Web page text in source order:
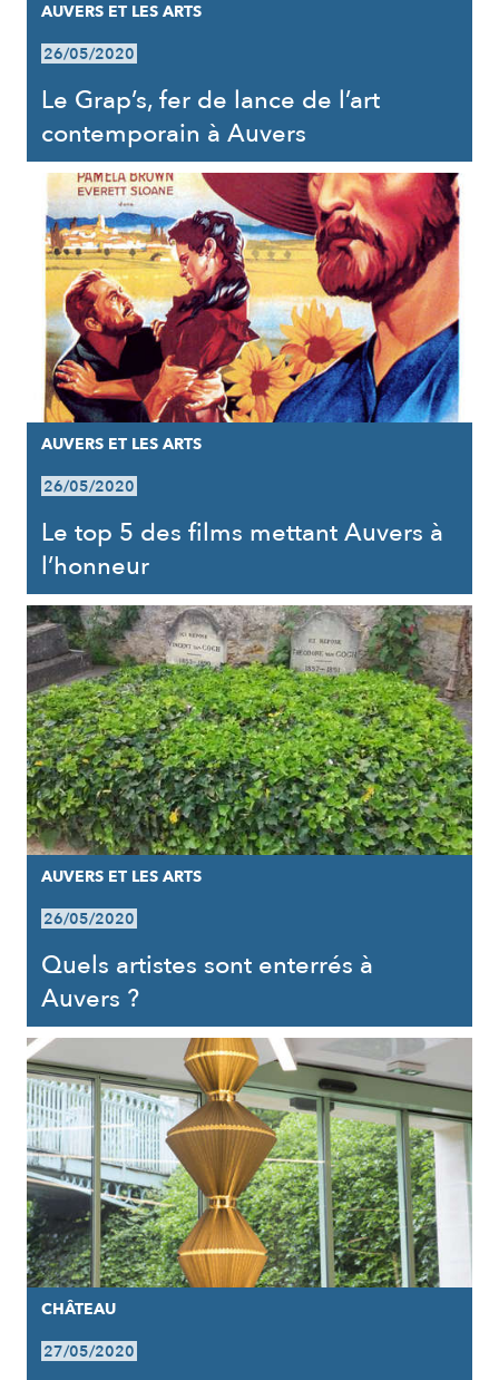
AUVERS ET LES ARTS
26/05/2020
Le Grap’s, fer de lance de l’art
contemporain à Auvers
AUVERS ET LES ARTS
26/05/2020
Le top 5 des films mettant Auvers à
l’honneur
AUVERS ET LES ARTS
26/05/2020
Quels artistes sont enterrés à
Auvers ?
CHÂTEAU
27/05/2020